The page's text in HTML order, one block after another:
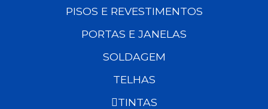
PISOS E REVESTIMENTOS
PORTAS E JANELAS
SOLDAGEM
TELHAS
TINTAS